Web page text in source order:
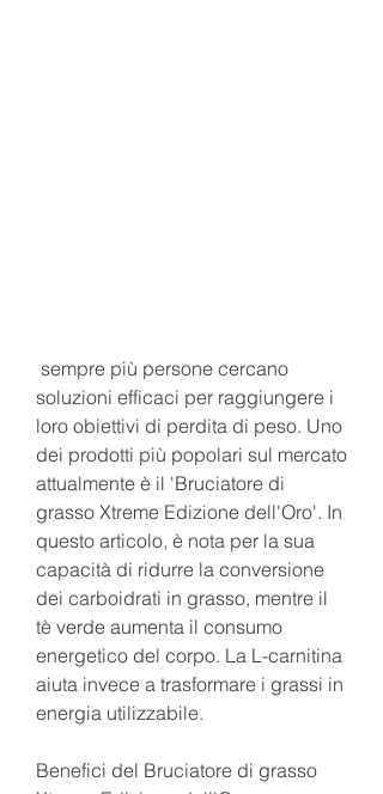
soluzioni efficaci per raggiungere i
loro obiettivi di perdita di peso. Uno
dei prodotti più popolari sul mercato
attualmente è il 'Bruciatore di
grasso Xtreme Edizione dell'Oro'. In
questo articolo, è nota per la sua
capacità di ridurre la conversione
dei carboidrati in grasso, mentre il
tè verde aumenta il consumo
energetico del corpo. La L-carnitina
aiuta invece a trasformare i grassi in
energia utilizzabile.
Benefici del Bruciatore di grasso